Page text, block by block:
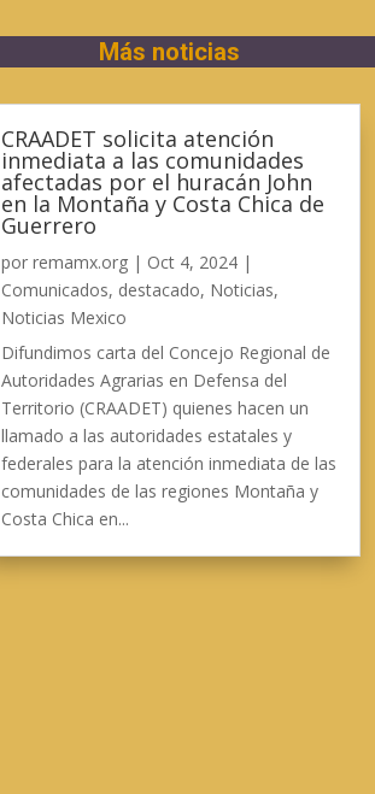
Más noticias
CRAADET solicita atención
inmediata a las comunidades
afectadas por el huracán John
en la Montaña y Costa Chica de
Guerrero
por remamx.org| Oct 4, 2024|
Comunicados, destacado, Noticias,
Noticias Mexico
Difundimos carta del Concejo Regional de
Autoridades Agrarias en Defensa del
Territorio (CRAADET) quienes hacen un
llamado a las autoridades estatales y
federales para la atención inmediata de las
comunidades de las regiones Montaña y
Costa Chica en...